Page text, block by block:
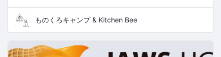
ものくろキャンプ & Kitchen Bee